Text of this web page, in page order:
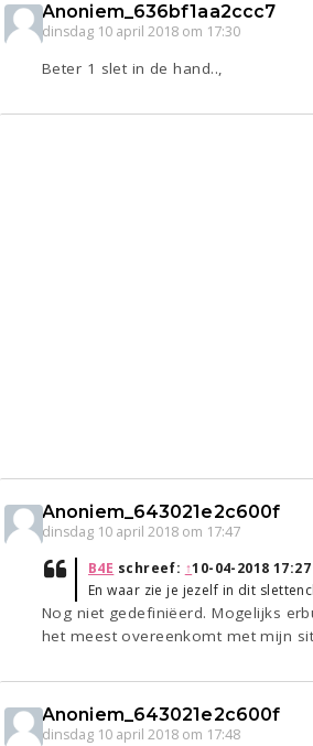
Anoniem_636bf1aa2ccc7
dinsdag 10 april 2018 om 17:30
Beter 1 slet in de hand..,
Anoniem_643021e2c600f
dinsdag 10 april 2018 om 17:47
B4E schreef: ↑10-04-2018 17:27
En waar zie je jezelf in dit
Nog niet gedefiniëerd. Mogelijks
het meest overeenkomt met mijn
Anoniem_643021e2c600f
dinsdag 10 april 2018 om 17:48